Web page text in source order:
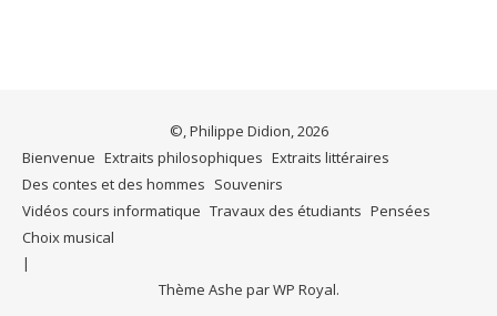
©, Philippe Didion, 2026
Bienvenue Extraits philosophiques Extraits littéraires
Des contes et des hommes Souvenirs
Vidéos cours informatique Travaux des étudiants Pensées
Choix musical
Thème Ashe parWP Royal.